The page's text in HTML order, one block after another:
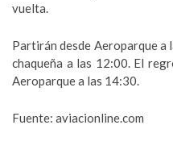
vuelta.
Partirán desde Aeroparque a
chaqueña a las 12:00. El
Aeroparque a las 14:30.
Fuente: aviacionline.com